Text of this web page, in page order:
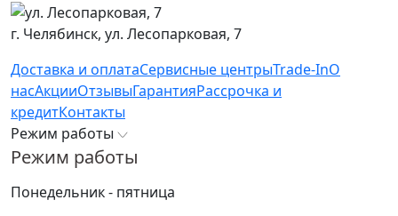
г. Челябинск, ул. Лесопарковая, 7
Доставка и оплатаСервисные центрыTrade-InО
насАкцииОтзывыГарантияРассрочка и
кредитКонтакты
Режим работы
Режим работы
Понедельник - пятница